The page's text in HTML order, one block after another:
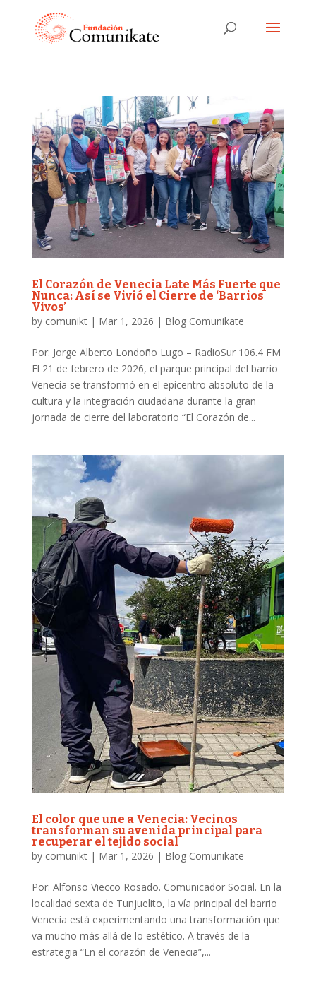
El Corazón de Venecia Late Más Fuerte que
Nunca: Así se Vivió el Cierre de ‘Barrios
Vivos’
by comunikt| Mar 1, 2026 | Blog Comunikate
Por: Jorge Alberto Londoño Lugo – RadioSur 106.4 FM
El 21 de febrero de 2026, el parque principal del barrio
Venecia se transformó en el epicentro absoluto de la
cultura y la integración ciudadana durante la gran
jornada de cierre del laboratorio “El Corazón de...
El color que une a Venecia: Vecinos
transforman su avenida principal para
recuperar el tejido social
by comunikt| Mar 1, 2026 | Blog Comunikate
Por: Alfonso Viecco Rosado. Comunicador Social. En la
localidad sexta de Tunjuelito, la vía principal del barrio
Venecia está experimentando una transformación que
va mucho más allá de lo estético. A través de la
estrategia “En el corazón de Venecia”,...